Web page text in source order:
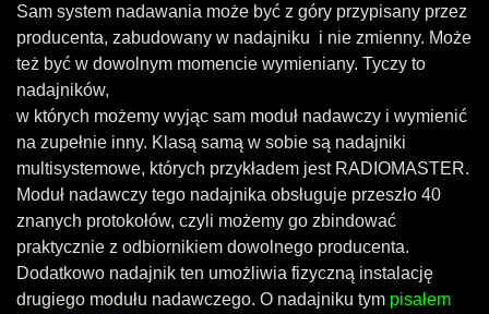
Sam system nadawania może być z góry przypisany przez
producenta, zabudowany w nadajniku i nie zmienny. Może
też być w dowolnym momencie wymieniany. Tyczy to
nadajników,
w których możemy wyjąc sam moduł nadawczy i wymienić
na zupełnie inny. Klasą samą w sobie są nadajniki
multisystemowe, których przykładem jest RADIOMASTER.
Moduł nadawczy tego nadajnika obsługuje przeszło 40
znanych protokołów, czyli możemy go zbindować
praktycznie z odbiornikiem dowolnego producenta.
Dodatkowo nadajnik ten umożliwia fizyczną instalację
drugiego modułu nadawczego. O nadajniku tym pisałem